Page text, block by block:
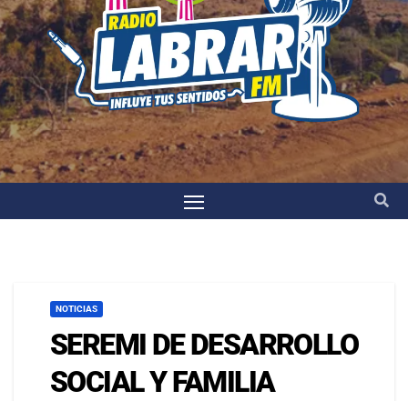
NOTICIAS
SEREMI DE DESARROLLO
SOCIAL Y FAMILIA